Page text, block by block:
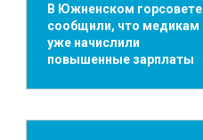
В Южненском горсовете
сообщили, что медикам
уже начислили
повышенные зарплаты